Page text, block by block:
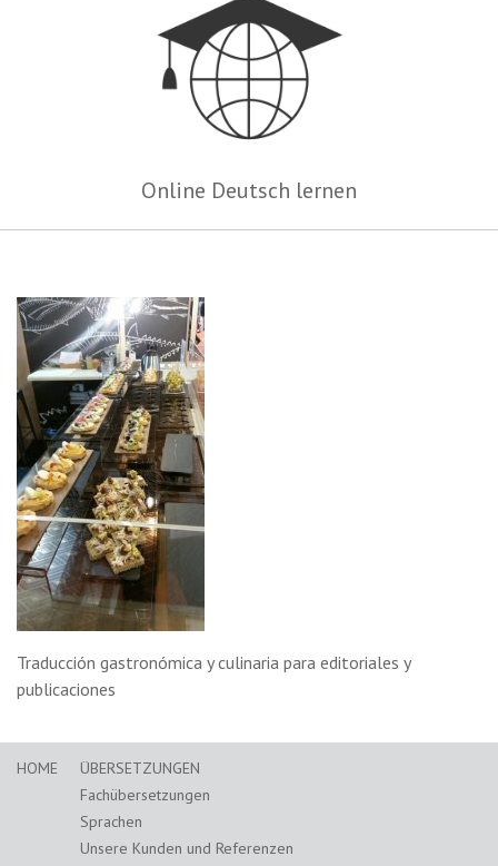
Online Deutsch lernen
Traducción gastronómica y culinaria para editoriales y
publicaciones
HOME
ÜBERSETZUNGEN
Fachübersetzungen
Sprachen
Unsere Kunden und Referenzen